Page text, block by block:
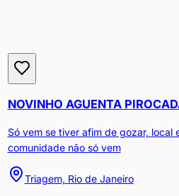
NOVINHO AGUENTA
Só vem se tiver afim de gozar, local
comunidade não só vem
Triagem, Rio de Janeiro